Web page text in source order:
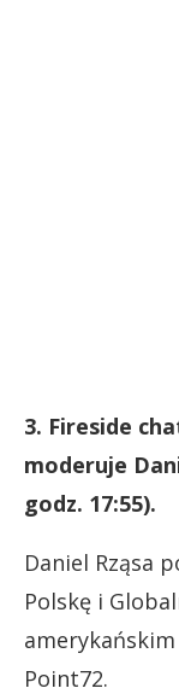
3. Fireside
moderuje
godz. 17:55).
Daniel Rząsa
Polskę i
Point72.